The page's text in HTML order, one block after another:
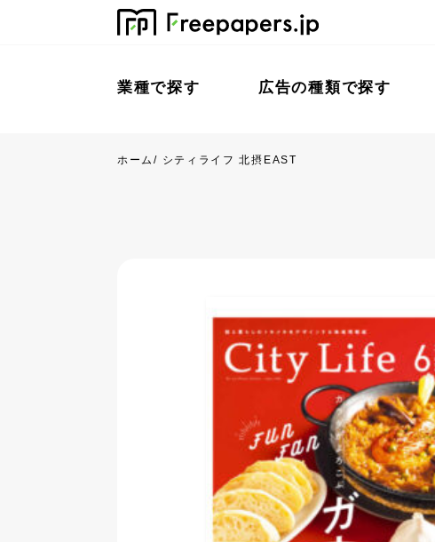
業種で探す 広告の種類で探す
ホーム/ シティライフ 北摂EAST